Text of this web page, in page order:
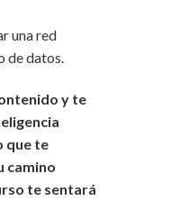
una red
de datos.
y te
que te
camino
te sentará